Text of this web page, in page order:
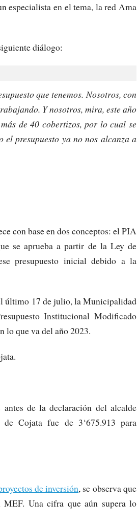
especialista en el tema, la red Ama
diálogo:
que tenemos. Nosotros, con
Y nosotros, mira, este año
de 40 cobertizos, por lo cual se
presupuesto ya no nos alcanza a
con base en dos conceptos: el PIA
se aprueba a partir de la Ley de
presupuesto inicial debido a la
último 17 de julio, la Municipalidad
Institucional Modificado
en lo que va del año 2023.
de la declaración del alcalde
Cojata fue de 3‘675.913 para
de inversión, se observa que
MEF. Una cifra que aún supera lo